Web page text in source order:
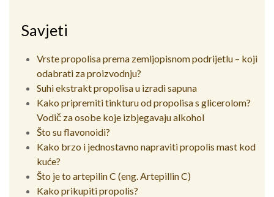
Savjeti
Vrste propolisa prema zemljopisnom podrijetlu – koji
odabrati za proizvodnju?
Suhi ekstrakt propolisa u izradi sapuna
Kako pripremiti tinkturu od propolisa s glicerolom?
Vodič za osobe koje izbjegavaju alkohol
Što su flavonoidi?
Kako brzo i jednostavno napraviti propolis mast kod
kuće?
Što je to artepilin C (eng. Artepillin C)
Kako prikupiti propolis?